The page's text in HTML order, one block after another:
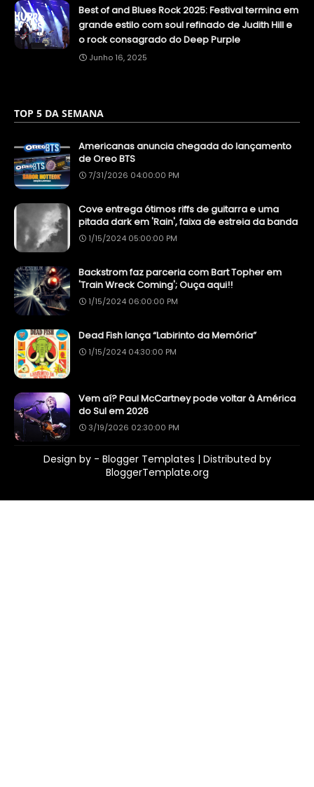
Best of and Blues Rock 2025: Festival termina em
grande estilo com soul refinado de Judith Hill e
o rock consagrado do Deep Purple
Junho 16, 2025
TOP 5 DA SEMANA
Americanas anuncia chegada do lançamento
de Oreo BTS
7/31/2026 04:00:00 PM
Cove entrega ótimos riffs de guitarra e uma
pitada dark em 'Rain', faixa de estreia da banda
1/15/2024 05:00:00 PM
Backstrom faz parceria com Bart Topher em
'Train Wreck Coming'; Ouça aqui!!
1/15/2024 06:00:00 PM
Dead Fish lança “Labirinto da Memória”
1/15/2024 04:30:00 PM
Vem aí? Paul McCartney pode voltar à América
do Sul em 2026
3/19/2026 02:30:00 PM
Design by - Blogger Templates | Distributed by
BloggerTemplate.org